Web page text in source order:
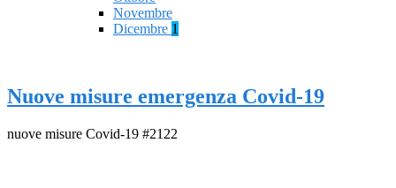
Novembre
Dicembre 1
Nuove misure emergenza Covid-19
nuove misure Covid-19 #2122